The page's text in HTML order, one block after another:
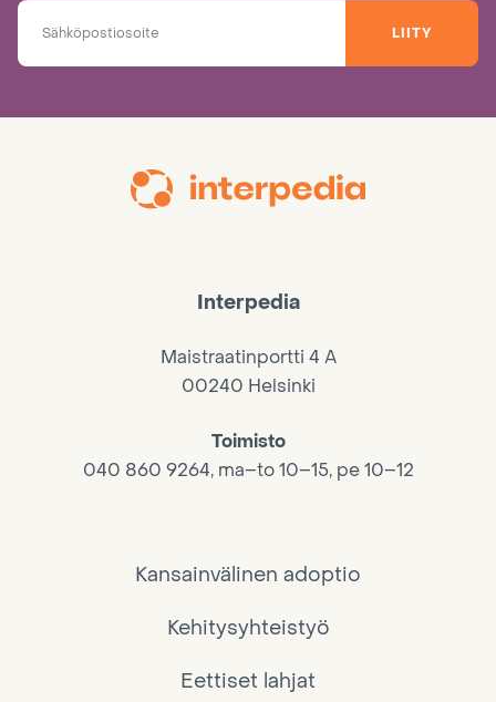
LIITY
Interpedia
Maistraatinportti 4 A
00240 Helsinki
Toimisto
040 860 9264, ma–to 10–15, pe 10–12
Kansainvälinen adoptio
Kehitysyhteistyö
Eettiset lahjat